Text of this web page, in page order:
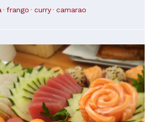
e tudo mais. Recomendo sem dúvida!
frango curry camarao